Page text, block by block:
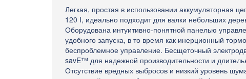
Легкая, простая в использовании аккумуляторная
120 I, идеально подходит для валки небольших
Оборудована интуитивно-понятной панелью
удобного запуска, в то время как инерционный
беспроблемное управление. Бесщеточный
savE™ для надежной производительности и
Отсутствие вредных выбросов и низкий уровень